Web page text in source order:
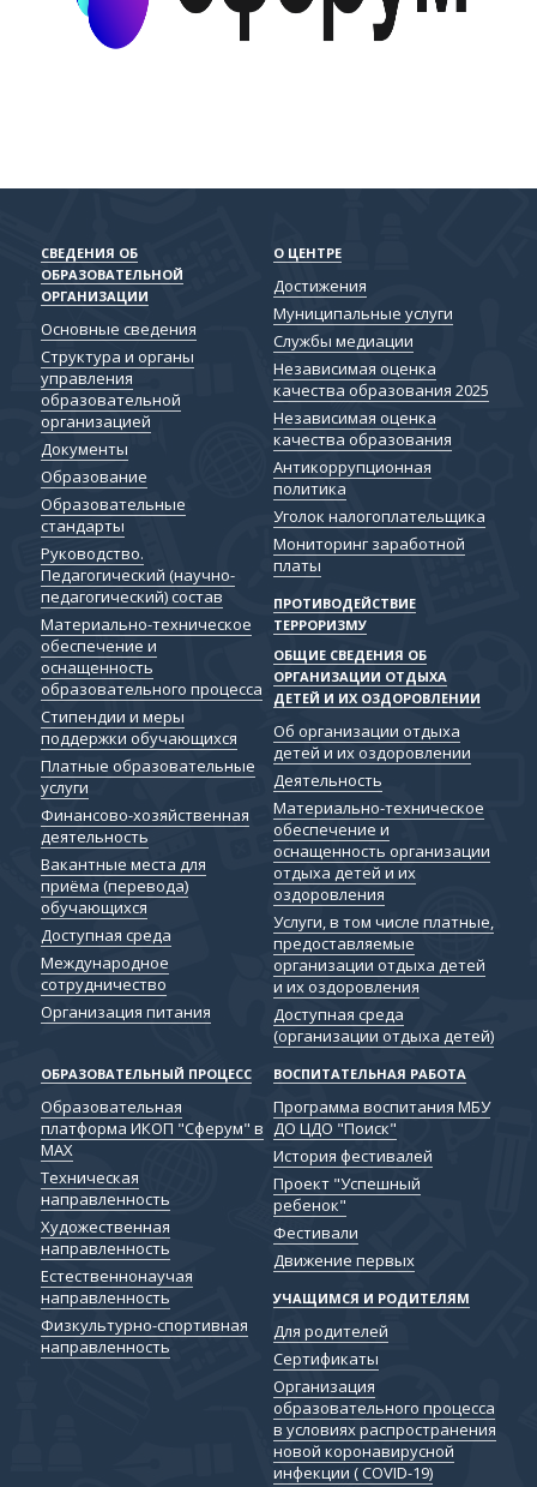
СВЕДЕНИЯ ОБ
ОБРАЗОВАТЕЛЬНОЙ
ОРГАНИЗАЦИИ
Основные сведения
Структура и органы
управления
образовательной
организацией
Документы
Образование
Образовательные
стандарты
Руководство.
Педагогический (научно-
педагогический) состав
Материально-техническое
обеспечение и
оснащенность
образовательного процесса
Стипендии и меры
поддержки обучающихся
Платные образовательные
услуги
Финансово-хозяйственная
деятельность
Вакантные места для
приёма (перевода)
обучающихся
Доступная среда
Международное
сотрудничество
Организация питания
О ЦЕНТРЕ
Достижения
Муниципальные услуги
Службы медиации
Независимая оценка
качества образования 2025
Независимая оценка
качества образования
Антикоррупционная
политика
Уголок налогоплательщика
Мониторинг заработной
платы
ПРОТИВОДЕЙСТВИЕ
ТЕРРОРИЗМУ
ОБЩИЕ СВЕДЕНИЯ ОБ
ОРГАНИЗАЦИИ ОТДЫХА
ДЕТЕЙ И ИХ ОЗДОРОВЛЕНИИ
Об организации отдыха
детей и их оздоровлении
Деятельность
Материально-техническое
обеспечение и
оснащенность организации
отдыха детей и их
оздоровления
Услуги, в том числе платные,
предоставляемые
организации отдыха детей
и их оздоровления
Доступная среда
(организации отдыха детей)
ОБРАЗОВАТЕЛЬНЫЙ ПРОЦЕСС
Образовательная
платформа ИКОП "Сферум" в
МАХ
Техническая
направленность
Художественная
направленность
Естественнонаучая
направленность
Физкультурно-спортивная
направленность
ВОСПИТАТЕЛЬНАЯ РАБОТА
Программа воспитания МБУ
ДО ЦДО "Поиск"
История фестивалей
Проект "Успешный
ребенок"
Фестивали
Движение первых
УЧАЩИМСЯ И РОДИТЕЛЯМ
Для родителей
Сертификаты
Организация
образовательного процесса
в условиях распространения
новой коронавирусной
инфекции ( COVID-19)